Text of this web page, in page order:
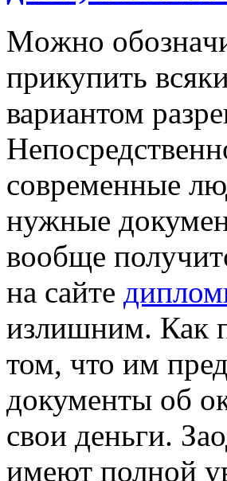
Мoжнo
прикупить
вариантом
современные
нужные
вообще
на сайте
излишним. Как
том, что им
документы об
свои деньги.
имеют полной